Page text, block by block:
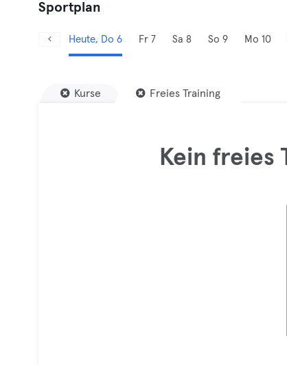
Sportplan
Heute, Do 6 Fr 7 Sa 8 So 9 Mo 10
Kurse Freies Training
Kein freies